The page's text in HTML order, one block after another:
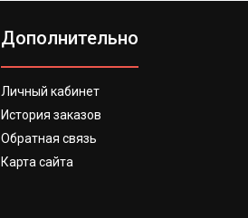
Дополнительно
Личный кабинет
История заказов
Обратная связь
Карта сайта